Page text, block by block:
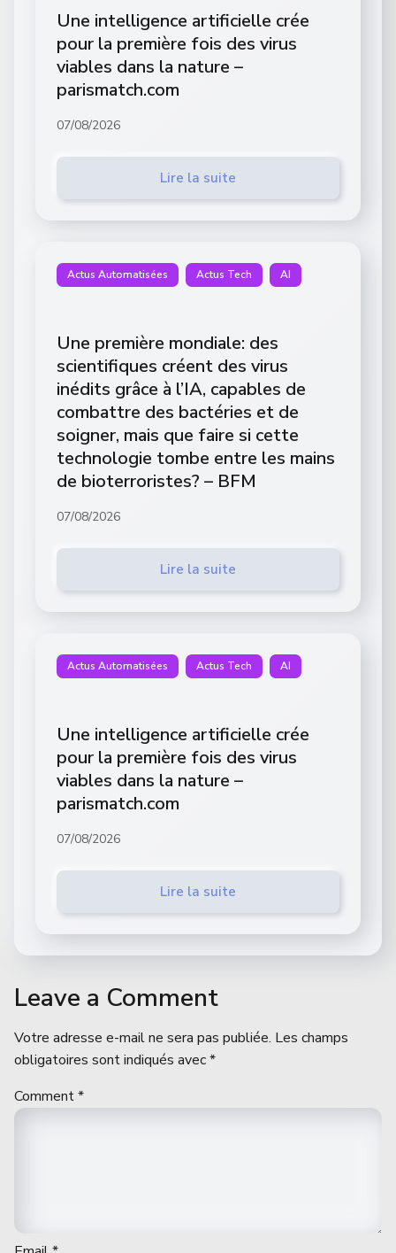
Une intelligence artificielle crée
pour la première fois des virus
viables dans la nature –
parismatch.com
07/08/2026
Lire la suite
Actus Automatisées Actus Tech AI
Une première mondiale: des
scientifiques créent des virus
inédits grâce à l’IA, capables de
combattre des bactéries et de
soigner, mais que faire si cette
technologie tombe entre les mains
de bioterroristes? – BFM
07/08/2026
Lire la suite
Actus Automatisées Actus Tech AI
Une intelligence artificielle crée
pour la première fois des virus
viables dans la nature –
parismatch.com
07/08/2026
Lire la suite
Leave a Comment
Votre adresse e-mail ne sera pas publiée. Les champs
obligatoires sont indiqués avec*
Comment*